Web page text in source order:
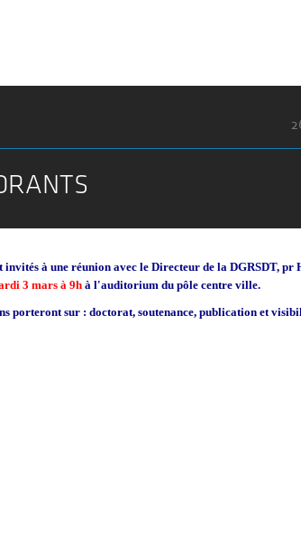
invités à une réunion avec le Directeur de la DGRSDT, pr
3 mars à 9h à l'auditorium du pôle centre ville.
porteront sur : doctorat, soutenance, publication et